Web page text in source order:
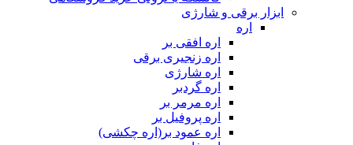
ابزار برقی و شارژی
اره
اره افقی بر
اره زنجیری برقی
اره شارژی
اره گردبر
اره مرمر بر
اره پروفیل بر
اره عمود بر(اره چکشی)